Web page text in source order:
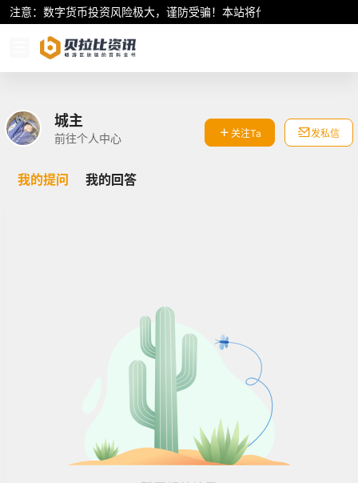
注意：数字货币投资风险极大，谨防受骗！本站将作为行业资讯共享
城主
前往个人中心 关注Ta 发私信
我的提问 我的回答